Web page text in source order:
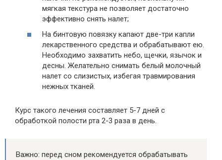
мягкая текстура не позволяет достаточно
эффективно снять налет;
На бинтовую повязку капают две-три капли
лекарственного средства и обрабатывают ею.
Необходимо захватить небо, щечки, язычок и
десны. Желательно снимать белый молочный
налет со слизистых, избегая травмирования
нежных тканей.
Курс такого лечения составляет 5-7 дней с
обработкой полости рта 2-3 раза в день.
Важно: перед сном рекомендуется обрабатывать